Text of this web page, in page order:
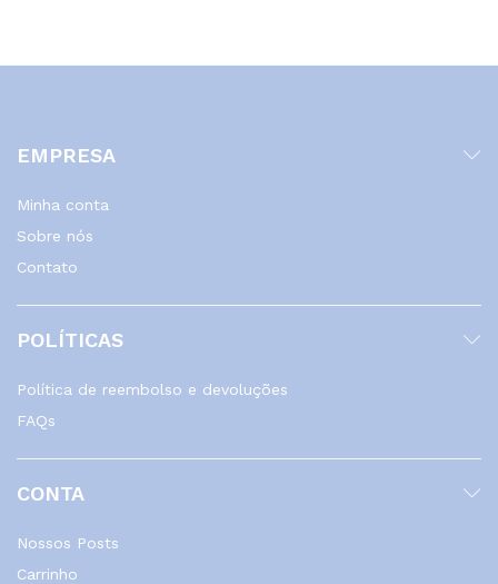
EMPRESA
Minha conta
Sobre nós
Contato
POLÍTICAS
Política de reembolso e devoluções
FAQs
CONTA
Nossos Posts
Carrinho